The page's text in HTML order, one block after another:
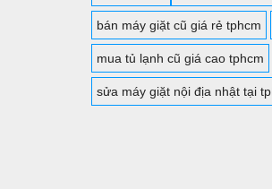
bán máy giặt cũ giá rẻ tphcm
mua tủ lạnh cũ giá cao tphcm
sửa máy giặt nội địa nhật tại